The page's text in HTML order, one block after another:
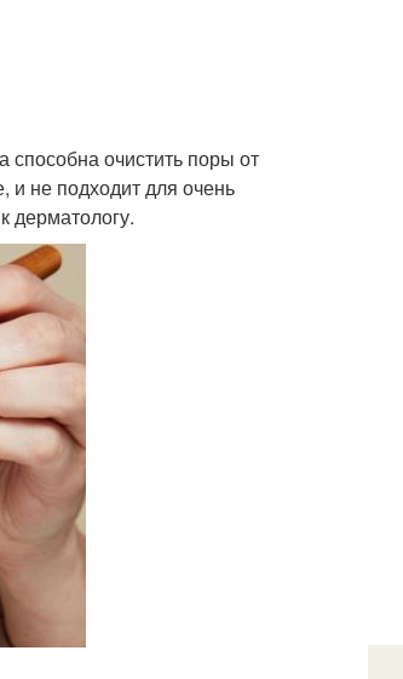
способна очистить поры от
и не подходит для очень
дерматологу.